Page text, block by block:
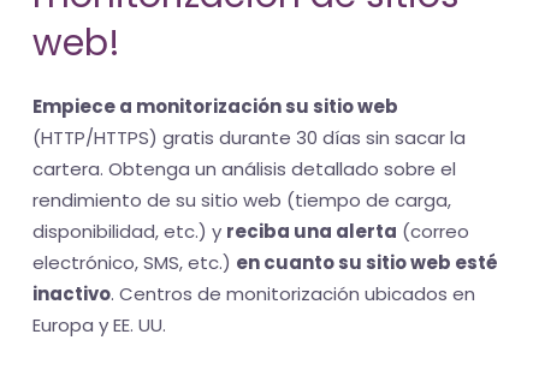
sitio
web
y
de
los
servicios
de
Internet
-
web!
Empiece a monitorización su sitio web
(HTTP/HTTPS) gratis durante 30 días sin sacar la
cartera. Obtenga un análisis detallado sobre el
rendimiento de su sitio web (tiempo de carga,
disponibilidad, etc.) y reciba una alerta (correo
electrónico, SMS, etc.) en cuanto su sitio web esté
inactivo. Centros de monitorización ubicados en
Europa y EE. UU.